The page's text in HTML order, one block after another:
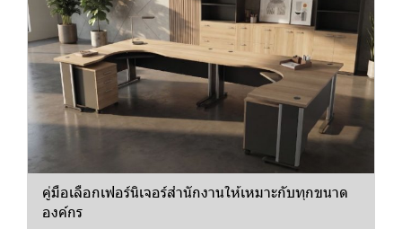
คู่มือเลือกเฟอร์นิเจอร์สำนักงานให้เหมาะกับทุกขนาด
องค์กร